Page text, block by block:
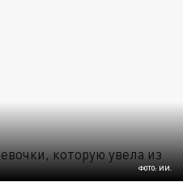
ФОТО: ИИ.